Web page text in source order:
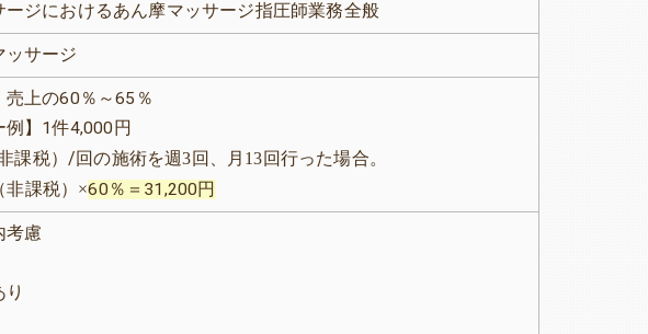
ージにおけるあん摩マッサージ指圧師業務全般
ッサージ
売上の60％～65％
例】1件4,000円
課税） /回の施術を週3回、月13回行った場合。
非課税）×60％＝31,200円
考慮